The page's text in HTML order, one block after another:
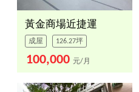
黃金商場近捷運
成屋 126.27坪
100,000 元/月